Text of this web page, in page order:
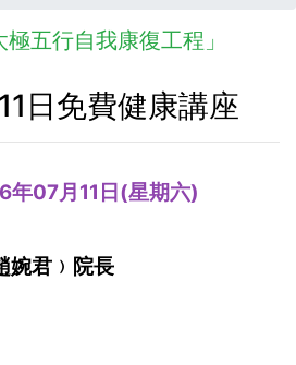
五行自我康復工程」
日免費健康講座
年07月11日(星期六)
婉君﹚院長